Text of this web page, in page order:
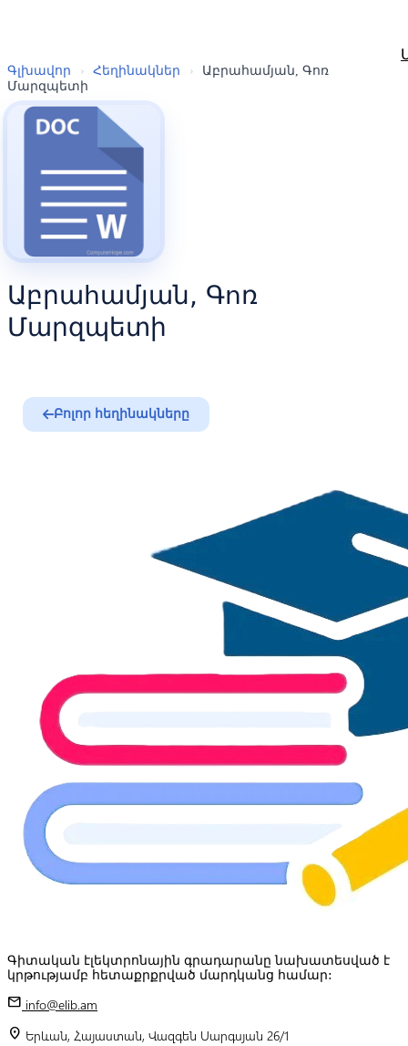
Գլխավոր › Հեղինակներ ›
Աբրահամյան, Գոռ
Մարզպետի
Աբրահամյան, Գոռ
Մարզպետի
Բոլոր հեղինակները
Գիտական էլեկտրոնային գրադարանը նախատեսված է
կրթությամբ հետաքրքրված մարդկանց համար:
mail info@elib.am
location_on Երևան, Հայաստան, Վազգեն Սարգսյան 26/1